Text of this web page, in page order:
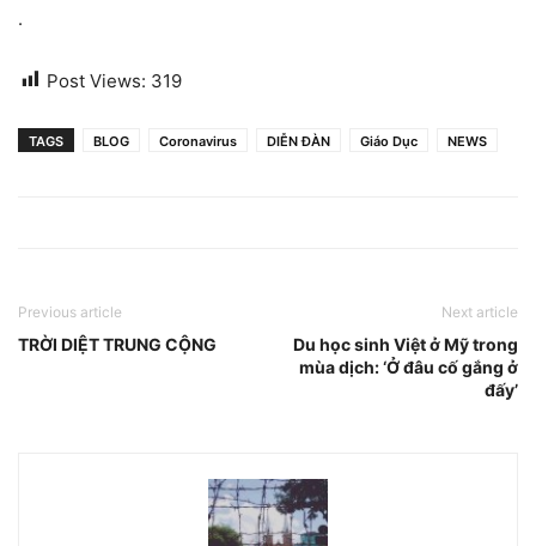
.
Post Views: 319
TAGS BLOG Coronavirus DIỄN ĐÀN Giáo Dục NEWS
Previous article
TRỜI DIỆT TRUNG CỘNG
Next article
Du học sinh Việt ở Mỹ trong
mùa dịch: ‘Ở đâu cố gắng ở
đấy’